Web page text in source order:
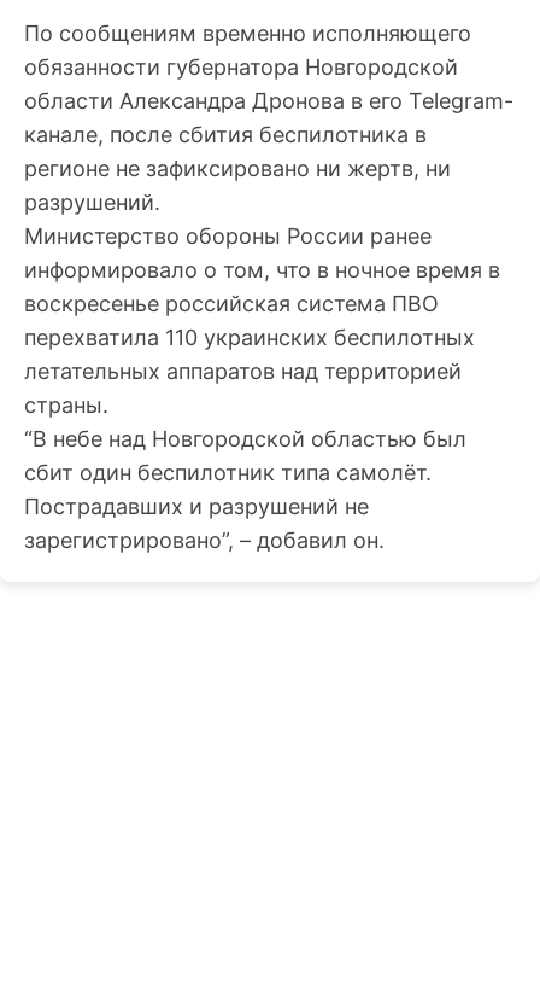
По сообщениям временно исполняющего
обязанности губернатора Новгородской
области Александра Дронова в его Telegram-
канале, после сбития беспилотника в
регионе не зафиксировано ни жертв, ни
разрушений.
Министерство обороны России ранее
информировало о том, что в ночное время в
воскресенье российская система ПВО
перехватила 110 украинских беспилотных
летательных аппаратов над территорией
страны.
“В небе над Новгородской областью был
сбит один беспилотник типа самолёт.
Пострадавших и разрушений не
зарегистрировано”, – добавил он.